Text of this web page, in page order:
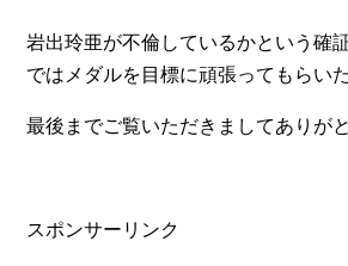
岩出玲亜が不倫しているかという確
ではメダルを目標に頑張ってもらい
最後までご覧いただきましてありが
スポンサーリンク